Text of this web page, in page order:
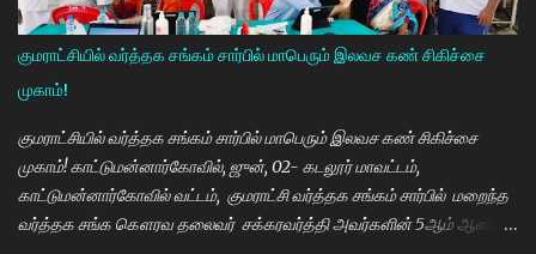
பள்ளிப்படிப்பை நிறுத்தும் நிலையை மாற்றி, பெண் குழந்தைகள் கல்லூரி
வரை படிக்க வேண்டும். அவர்களுக்கு உயர்கல்வி மிக அவசியம் என்பதில்
அதிக முயற்சி எடுத்து வருகிறார்கள். உயர்கல்வி படிக்கின்ற
மாணவியர்களுக்கு மாதந்தோறும் ரூ.1000 வழங்கும் புதுமைப்பெண்
திட்டத்தை செயல்படுத்தி வருகிறார். எதிர்கால தலைவர்களான மாணவர்க...
குமராட்சியில் வர்த்தக சங்கம் சார்பில் மாபெரும் இலவச கண் சிகிச்சை
முகாம்!
குமராட்சியில் வர்த்தக சங்கம் சார்பில் மாபெரும் இலவச கண் சிகிச்சை
முகாம்! காட்டுமன்னார்கோவில், ஜுன், 02- கடலூர் மாவட்டம்,
காட்டுமன்னார்கோவில் வட்டம், குமராட்சி வர்த்தக சங்கம் சார்பில் மறைந்த
வர்த்தக சங்க கௌரவ தலைவர் சக்கரவர்த்தி அவர்களின் 5ஆம் ஆண்டு